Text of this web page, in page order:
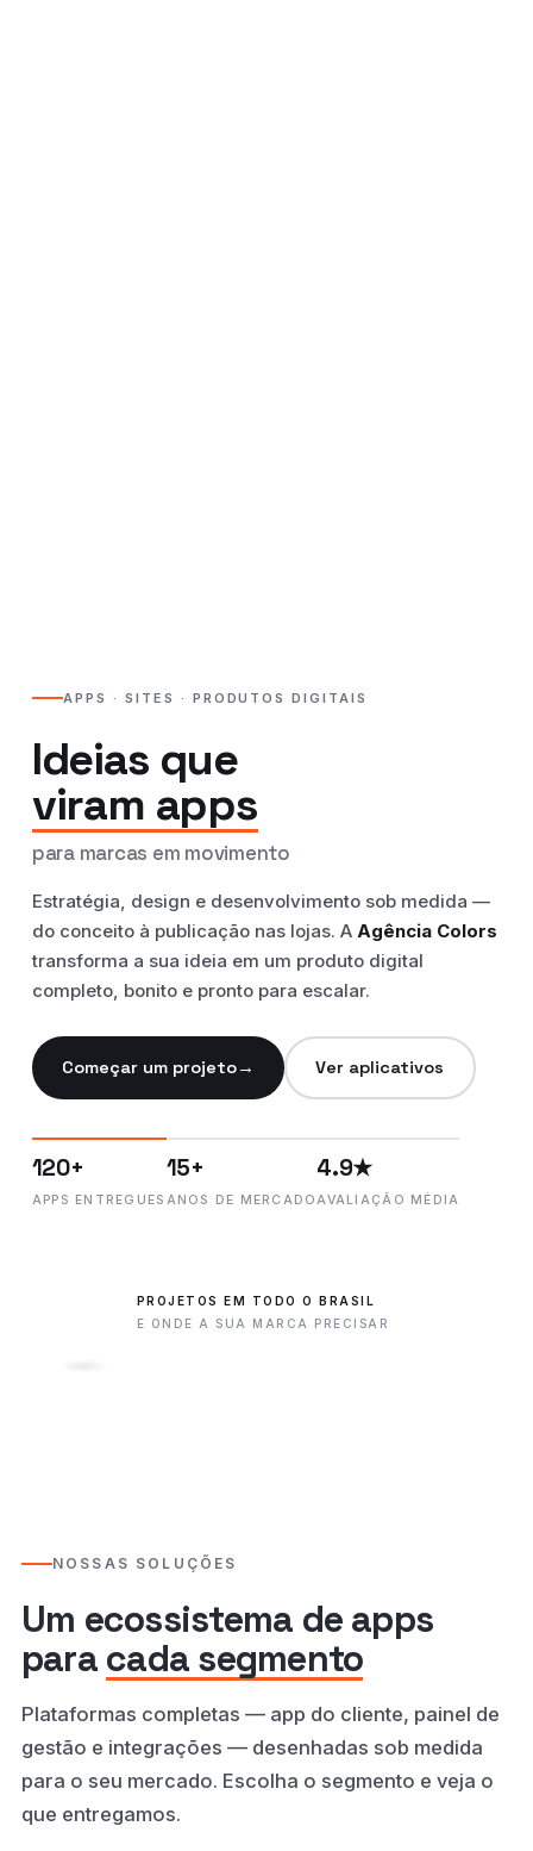
APPS · SITES · PRODUTOS DIGITAIS
Ideias que
viram apps
para marcas em movimento
Estratégia, design e desenvolvimento sob medida —
do conceito à publicação nas lojas. A Agência Colors
transforma a sua ideia em um produto digital
completo, bonito e pronto para escalar.
Começar um projeto→ Ver aplicativos
120+
APPS ENTREGUES
15+
ANOS DE MERCADO
4.9★
AVALIAÇÃO MÉDIA
PROJETOS EM TODO O BRASIL
E ONDE A SUA MARCA PRECISAR
NOSSAS SOLUÇÕES
Um ecossistema de apps
para cada segmento
Plataformas completas — app do cliente, painel de
gestão e integrações — desenhadas sob medida
para o seu mercado. Escolha o segmento e veja o
que entregamos.